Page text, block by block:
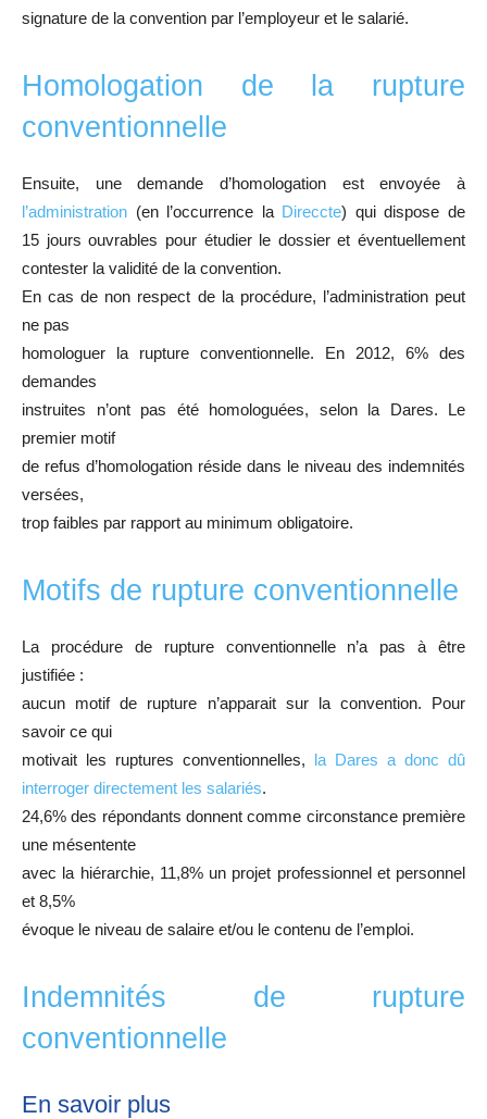
signature de la convention par l’employeur et le salarié.
Homologation de la rupture
conventionnelle
Ensuite, une demande d’homologation est envoyée à
l’administration (en l’occurrence la Direccte) qui dispose de
15 jours ouvrables pour étudier le dossier et éventuellement
contester la validité de la convention.
En cas de non respect de la procédure, l’administration peut
ne pas
homologuer la rupture conventionnelle. En 2012, 6% des
demandes
instruites n’ont pas été homologuées, selon la Dares. Le
premier motif
de refus d’homologation réside dans le niveau des indemnités
versées,
trop faibles par rapport au minimum obligatoire.
Motifs de rupture conventionnelle
La procédure de rupture conventionnelle n’a pas à être
justifiée :
aucun motif de rupture n’apparait sur la convention. Pour
savoir ce qui
motivait les ruptures conventionnelles, la Dares a donc dû
interroger directement les salariés.
24,6% des répondants donnent comme circonstance première
une mésentente
avec la hiérarchie, 11,8% un projet professionnel et personnel
et 8,5%
évoque le niveau de salaire et/ou le contenu de l’emploi.
Indemnités de rupture
conventionnelle
En savoir plus